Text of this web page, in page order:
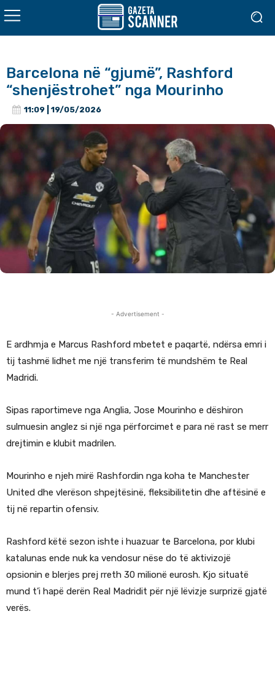
Barcelona në “gjumë”, Rashford
“shenjëstrohet” nga Mourinho
11:09 | 19/05/2026
- Advertisement -
E ardhmja e Marcus Rashford mbetet e paqartë, ndërsa emri i
tij tashmë lidhet me një transferim të mundshëm te Real
Madridi.
Sipas raportimeve nga Anglia, Jose Mourinho e dëshiron
sulmuesin anglez si një nga përforcimet e para në rast se merr
drejtimin e klubit madrilen.
Mourinho e njeh mirë Rashfordin nga koha te Manchester
United dhe vlerëson shpejtësinë, fleksibilitetin dhe aftësinë e
tij në repartin ofensiv.
Rashford këtë sezon ishte i huazuar te Barcelona, por klubi
katalunas ende nuk ka vendosur nëse do të aktivizojë
opsionin e blerjes prej rreth 30 milionë eurosh. Kjo situatë
mund t’i hapë derën Real Madridit për një lëvizje surprizë gjatë
verës.